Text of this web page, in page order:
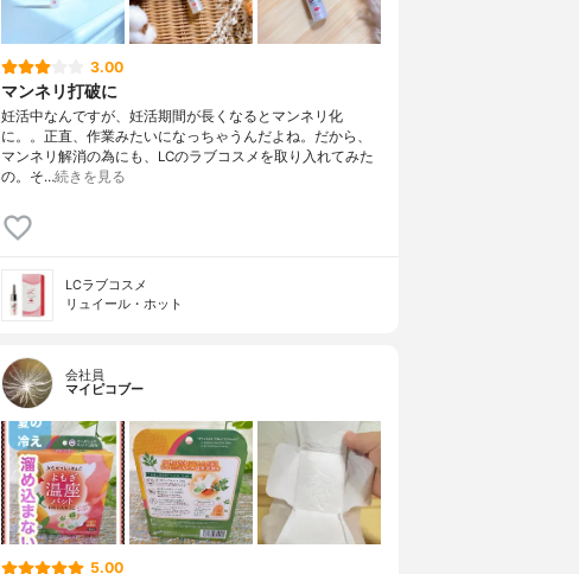
3.00
マンネリ打破に
妊活中なんですが、妊活期間が長くなるとマンネリ化
に。。正直、作業みたいになっちゃうんだよね。だから、
マンネリ解消の為にも、LCのラブコスメを取り入れてみた
の。そ…続きを見る
LCラブコスメ
リュイール・ホット
会社員
マイピコブー
5.00